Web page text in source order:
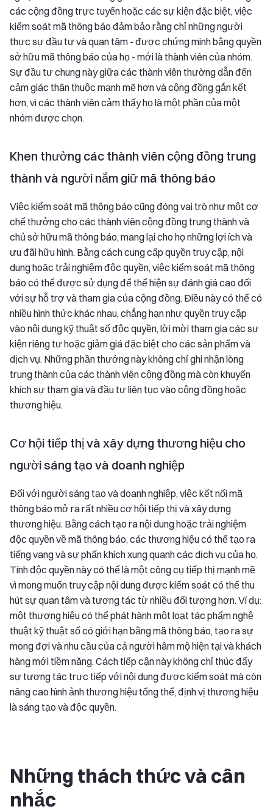
các cộng đồng trực tuyến hoặc các sự kiện đặc biệt, việc
kiểm soát mã thông báo đảm bảo rằng chỉ những người
thực sự đầu tư và quan tâm - được chứng minh bằng quyền
sở hữu mã thông báo của họ - mới là thành viên của nhóm.
Sự đầu tư chung này giữa các thành viên thường dẫn đến
cảm giác thân thuộc mạnh mẽ hơn và cộng đồng gắn kết
hơn, vì các thành viên cảm thấy họ là một phần của một
nhóm được chọn.
Khen thưởng các thành viên cộng đồng trung
thành và người nắm giữ mã thông báo
Việc kiểm soát mã thông báo cũng đóng vai trò như một cơ
chế thưởng cho các thành viên cộng đồng trung thành và
chủ sở hữu mã thông báo, mang lại cho họ những lợi ích và
ưu đãi hữu hình. Bằng cách cung cấp quyền truy cập, nội
dung hoặc trải nghiệm độc quyền, việc kiểm soát mã thông
báo có thể được sử dụng để thể hiện sự đánh giá cao đối
với sự hỗ trợ và tham gia của cộng đồng. Điều này có thể có
nhiều hình thức khác nhau, chẳng hạn như quyền truy cập
vào nội dung kỹ thuật số độc quyền, lời mời tham gia các sự
kiện riêng tư hoặc giảm giá đặc biệt cho các sản phẩm và
dịch vụ. Những phần thưởng này không chỉ ghi nhận lòng
trung thành của các thành viên cộng đồng mà còn khuyến
khích sự tham gia và đầu tư liên tục vào cộng đồng hoặc
thương hiệu.
Cơ hội tiếp thị và xây dựng thương hiệu cho
người sáng tạo và doanh nghiệp
Đối với người sáng tạo và doanh nghiệp, việc kết nối mã
thông báo mở ra rất nhiều cơ hội tiếp thị và xây dựng
thương hiệu. Bằng cách tạo ra nội dung hoặc trải nghiệm
độc quyền về mã thông báo, các thương hiệu có thể tạo ra
tiếng vang và sự phấn khích xung quanh các dịch vụ của họ.
Tính độc quyền này có thể là một công cụ tiếp thị mạnh mẽ
vì mong muốn truy cập nội dung được kiểm soát có thể thu
hút sự quan tâm và tương tác từ nhiều đối tượng hơn. Ví dụ:
một thương hiệu có thể phát hành một loạt tác phẩm nghệ
thuật kỹ thuật số có giới hạn bằng mã thông báo, tạo ra sự
mong đợi và nhu cầu của cả người hâm mộ hiện tại và khách
hàng mới tiềm năng. Cách tiếp cận này không chỉ thúc đẩy
sự tương tác trực tiếp với nội dung được kiểm soát mà còn
nâng cao hình ảnh thương hiệu tổng thể, định vị thương hiệu
là sáng tạo và độc quyền.
Những thách thức và cân
nhắc